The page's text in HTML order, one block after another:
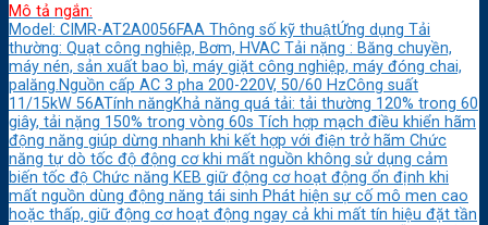
Mô tả ngắn:
Model: CIMR-AT2A0056FAA Thông số kỹ thuậtỨng dụng Tải
thường: Quạt công nghiệp, Bơm, HVAC Tải nặng : Băng chuyền,
máy nén, sản xuất bao bì, máy giặt công nghiệp, máy đóng chai,
palăng.Nguồn cấp AC 3 pha 200-220V, 50/60 HzCông suất
11/15kW 56ATính năngKhả năng quá tải: tải thường 120% trong 60
giây, tải nặng 150% trong vòng 60s Tích hợp mạch điều khiển hãm
động năng giúp dừng nhanh khi kết hợp với điện trở hãm Chức
năng tự dò tốc độ động cơ khi mất nguồn không sử dụng cảm
biến tốc độ Chức năng KEB giữ động cơ hoạt động ổn định khi
mất nguồn dùng động năng tái sinh Phát hiện sự cố mô men cao
hoặc thấp, giữ động cơ hoạt động ngay cả khi mất tín hiệu đặt tần